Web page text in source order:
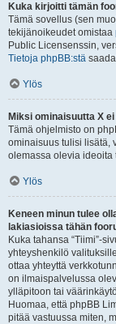
Kuka kirjoitti tämän
Tämä sovellus (sen
tekijänoikeudet omistaa
Public Licensenssin,
Tietoja phpBB:stä
Ylös
Miksi ominaisuutta X
Tämä ohjelmisto on
ominaisuus tulisi lisätä,
olemassa olevia ideoita
Ylös
Keneen minun tulee
lakiasioissa tähän
Kuka tahansa “Tiimi”-
yhteyshenkilö
ottaa yhteyttä
on ilmaispalvelussa
ylläpitoon tai
Huomaa, että phpBB
pitää vastuussa miten,